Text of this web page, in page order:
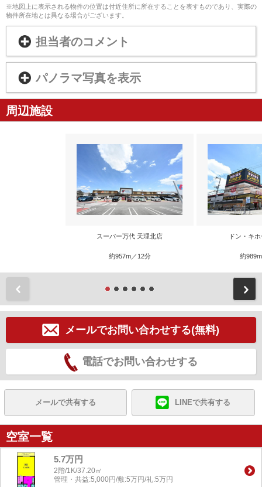
※地図上に表示される物件の位置は付近住所に所在することを表すものであり、実際の
物件所在地とは異なる場合がございます。
担当者のコメント
パノラマ写真を表示
周辺施設
スーパー万代 天理北店
約957m／12分
ドン・キ
約
メールでお問い合わせする(無料)
電話でお問い合わせする
メールで共有する LINEで共有する
空室一覧
5.7万円
2階/1K/37.20㎡
管理・共益:5,000円/敷:5万円/礼:5万円